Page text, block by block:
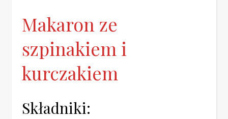
Makaron ze
szpinakiem i
kurczakiem
Składniki: